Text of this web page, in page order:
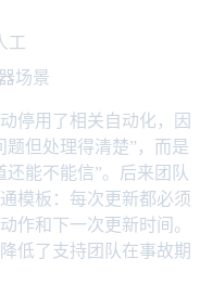
工
场景
停用了相关自动化，因
但处理得清楚”，而是
能不能信”。后来团队
模板：每次更新都必须
作和下一次更新时间。
低了支持团队在事故期